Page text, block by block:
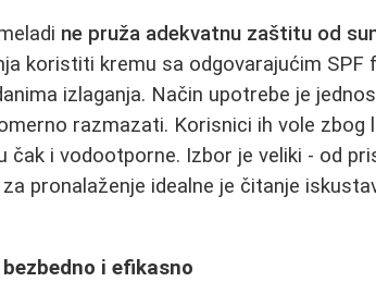
ne pruža adekvatnu zaštitu od
koristiti kremu sa odgovarajućim SPF
izlaganja. Način upotrebe je
razmazati. Korisnici ih vole zbog
čak i vodootporne. Izbor je veliki - od
pronalaženje idealne je čitanje
i efikasno